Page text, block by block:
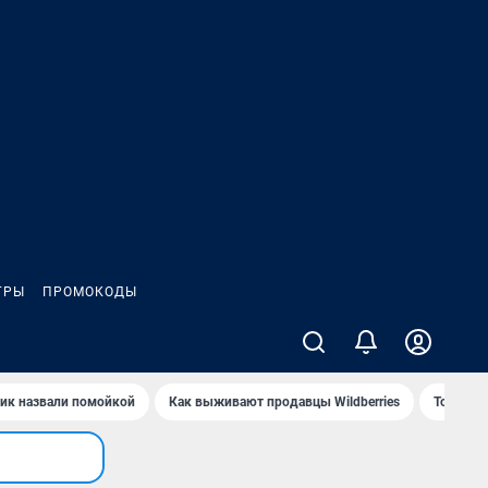
ПРОМОКОДЫ
назвали помойкой Как выживают продавцы Wildberries Топ